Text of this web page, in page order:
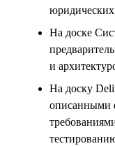
юридических
На доске
и
На доску
описанными